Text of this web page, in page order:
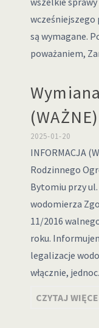
są wymagane.
poważaniem,
(WAŻNE)
2025-01-20
INFORMACJA
Rodzinnego
Bytomiu przy
wodomierza
11/2016
roku.
legalizacje
włącznie,
CZYTAJ